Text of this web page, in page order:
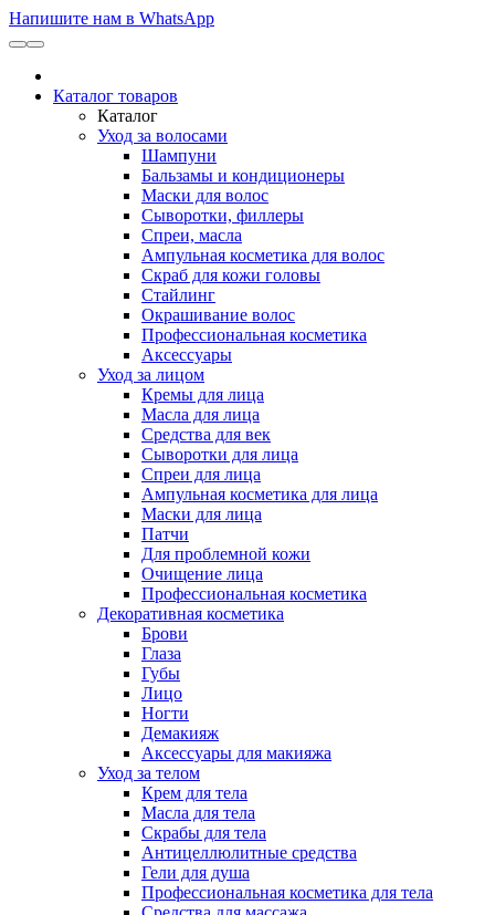
Напишите нам в WhatsApp
Каталог товаров
Каталог
Уход за волосами
Шампуни
Бальзамы и кондиционеры
Маски для волос
Сыворотки, филлеры
Спреи, масла
Ампульная косметика для волос
Скраб для кожи головы
Стайлинг
Окрашивание волос
Профессиональная косметика
Аксессуары
Уход за лицом
Кремы для лица
Масла для лица
Средства для век
Сыворотки для лица
Спреи для лица
Ампульная косметика для лица
Маски для лица
Патчи
Для проблемной кожи
Очищение лица
Профессиональная косметика
Декоративная косметика
Брови
Глаза
Губы
Лицо
Ногти
Демакияж
Аксессуары для макияжа
Уход за телом
Крем для тела
Масла для тела
Скрабы для тела
Антицеллюлитные средства
Гели для душа
Профессиональная косметика для тела